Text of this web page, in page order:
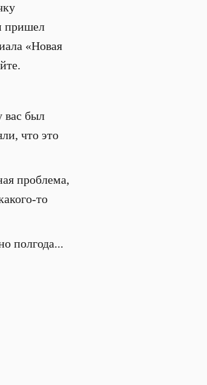
пришел
«Новая
вас был
что это
проблема,
то
полгода...